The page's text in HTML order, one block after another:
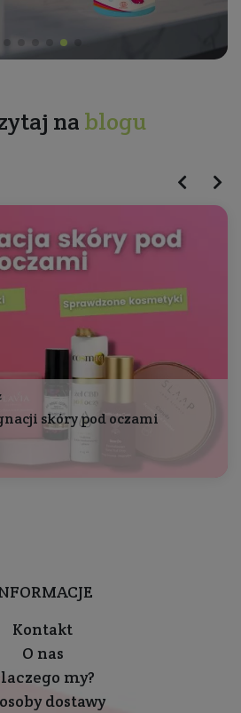
na blogu
skóry pod oczami
Kontakt
O nas
my?
dostawy